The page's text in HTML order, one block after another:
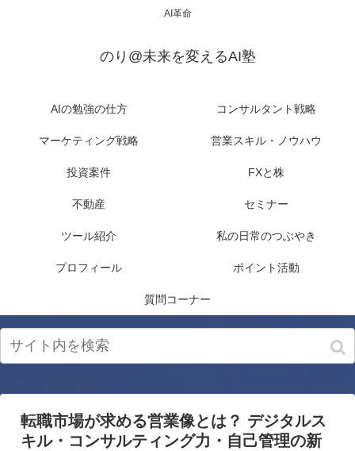
AI革命
のり@未来を変えるAI塾
AIの勉強の仕方 コンサルタント戦略
マーケティング戦略 営業スキル・ノウハウ
投資案件 FXと株
不動産 セミナー
ツール紹介 私の日常のつぶやき
プロフィール ポイント活動
質問コーナー
転職市場が求める営業像とは？ デジタルス
キル・コンサルティング力・自己管理の新